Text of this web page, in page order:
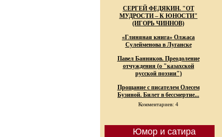
СЕРГЕЙ ФЕДЯКИН. "ОТ
МУДРОСТИ – К ЮНОСТИ"
(ИГОРЬ ЧИННОВ)
«Глиняная книга» Олжаса
Сулейменова в Луганске
Павел Банников. Преодоление
отчуждения (о "казахской
русской поэзии")
Прощание с писателем Олесем
Бузиной. Билет в бессмертие...
Комментариев: 4
Юмор и сатира